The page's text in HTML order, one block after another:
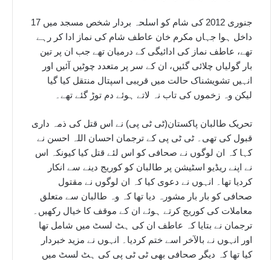
17 جنوری 2012 کی شام کو اسلحہ بردار شخص مسجد میں
داخل ہوا جہاں مکرم خان عاطف شام کی نماز ادا کر رہے
تھے، عاطف نماز کی ادائیگی کے درمیان تھے جب ان پر تین
بار گولیاں چلائی گئیں، ان کے سر پر متعدد چوٹیں آئیں اور
انہیں تشویشناک حالت میں قریبی اسپتال منتقل کیا گیا
لیکن وہ زخموں کی تاب نہ لاتے ہوئے دم توڑ گئے تھے۔
تحریک طالبان پاکستان(ٹی ٹی پی) نے اس قتل کی ذمہ داری
قبول کی تھی۔ ٹی ٹی پی کے ترجمان احسان اللہ احسن نے
کہا کہ ان لوگوں نے صحافی کو اس لئے قتل کیا کیونکہ اس
نے اپنے ریڈیو اسٹیشن پر طالبان کو کوریج دینے سے انکار
کردیا تھا۔ انہوں نے دعوی کیا کہ ان لوگوں نے مقتول
صحافی کو بار بار مشورہ دیا تھا کہ وہ طالبان سے متعلق
معاملات کی کوریج کرتے ہوئے ان کے موقف کا خیال رکھیں۔
ترجمان نے بتایا کہ عاطف ان کی ہٹ لسٹ میں شامل تھا
اور انہوں نے بالآخر اسے ختم کردیا۔ انہوں نے مزید خبردار
کیا تھا کہ دیگر صحافی بھی ٹی ٹی پی کی ہٹ لسٹ میں